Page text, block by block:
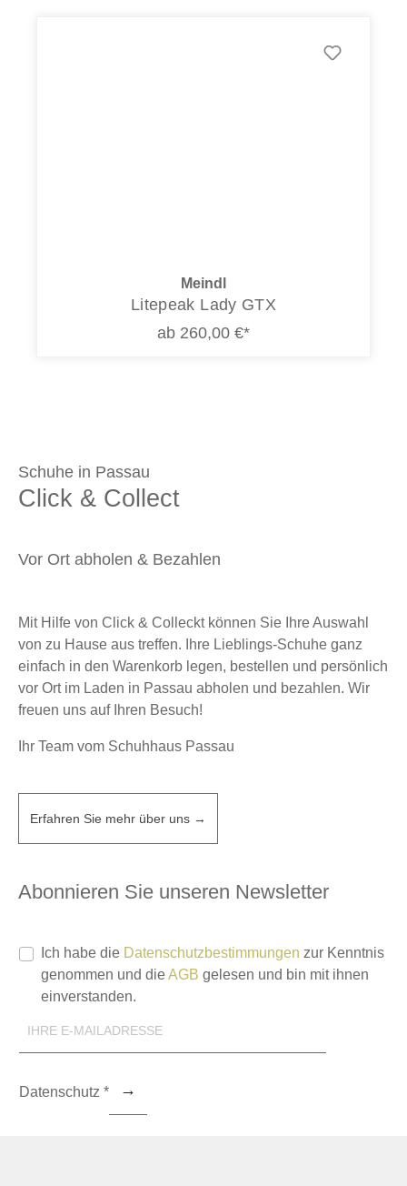
Meindl
Litepeak Lady GTX
ab 260,00 €*
Schuhe in Passau
Click & Collect
Vor Ort abholen & Bezahlen
Mit Hilfe von Click & Colleckt können Sie Ihre Auswahl
von zu Hause aus treffen. Ihre Lieblings-Schuhe ganz
einfach in den Warenkorb legen, bestellen und persönlich
vor Ort im Laden in Passau abholen und bezahlen. Wir
freuen uns auf Ihren Besuch!
Ihr Team vom Schuhhaus Passau
Erfahren Sie mehr über uns →
Abonnieren Sie unseren Newsletter
Datenschutz *
Ich habe die Datenschutzbestimmungen zur Kenntnis
genommen und dieAGB gelesen und bin mit ihnen
einverstanden.